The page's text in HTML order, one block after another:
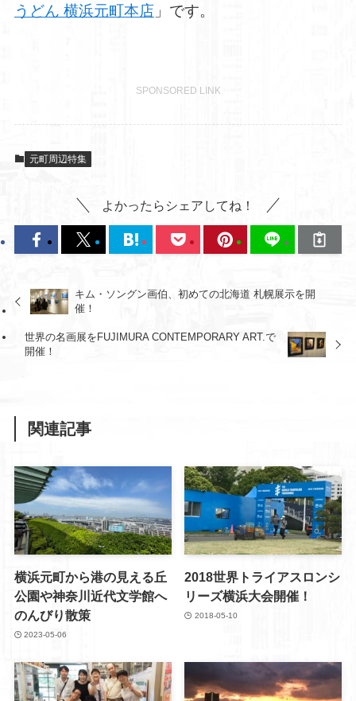
うどん 横浜元町本店」です。
SPONSORED LINK
元町周辺特集
よかったらシェアしてね！
キム・ソングン画伯、初めての北海道 札幌展示を開
催！
世界の名画展をFUJIMURA CONTEMPORARY ART.で
開催！
関連記事
横浜元町から港の見える丘
公園や神奈川近代文学館へ
のんびり散策
2023-05-06
2018世界トライアスロンシ
リーズ横浜大会開催！
2018-05-10